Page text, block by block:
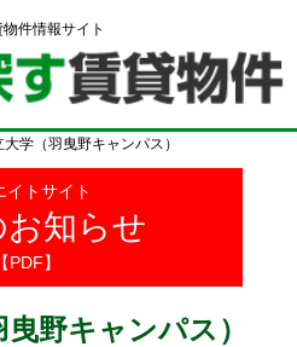
件情報サイト
学（羽曳野キャンパス）
イトサイト
お知らせ
【PDF】
野キャンパス）